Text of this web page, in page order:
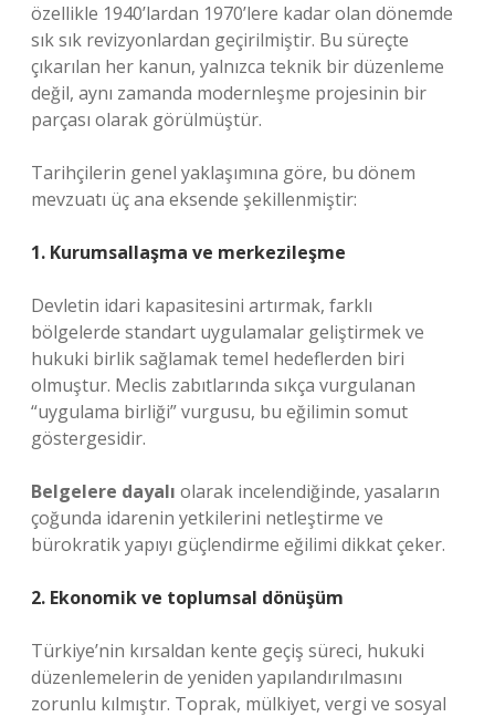
özellikle 1940’lardan 1970’lere kadar olan dönemde
sık sık revizyonlardan geçirilmiştir. Bu süreçte
çıkarılan her kanun, yalnızca teknik bir düzenleme
değil, aynı zamanda modernleşme projesinin bir
parçası olarak görülmüştür.
Tarihçilerin genel yaklaşımına göre, bu dönem
mevzuatı üç ana eksende şekillenmiştir:
1. Kurumsallaşma ve merkezileşme
Devletin idari kapasitesini artırmak, farklı
bölgelerde standart uygulamalar geliştirmek ve
hukuki birlik sağlamak temel hedeflerden biri
olmuştur. Meclis zabıtlarında sıkça vurgulanan
“uygulama birliği” vurgusu, bu eğilimin somut
göstergesidir.
Belgelere dayalı olarak incelendiğinde, yasaların
çoğunda idarenin yetkilerini netleştirme ve
bürokratik yapıyı güçlendirme eğilimi dikkat çeker.
2. Ekonomik ve toplumsal dönüşüm
Türkiye’nin kırsaldan kente geçiş süreci, hukuki
düzenlemelerin de yeniden yapılandırılmasını
zorunlu kılmıştır. Toprak, mülkiyet, vergi ve sosyal